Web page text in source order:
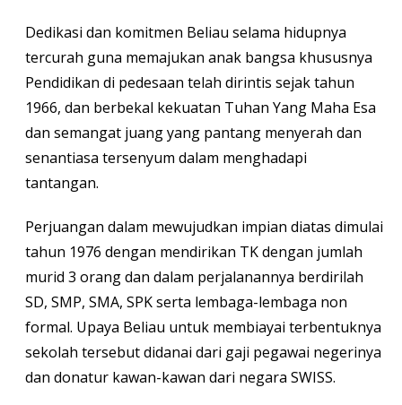
Dedikasi dan komitmen Beliau selama hidupnya
tercurah guna memajukan anak bangsa khususnya
Pendidikan di pedesaan telah dirintis sejak tahun
1966, dan berbekal kekuatan Tuhan Yang Maha Esa
dan semangat juang yang pantang menyerah dan
senantiasa tersenyum dalam menghadapi
tantangan.
Perjuangan dalam mewujudkan impian diatas dimulai
tahun 1976 dengan mendirikan TK dengan jumlah
murid 3 orang dan dalam perjalanannya berdirilah
SD, SMP, SMA, SPK serta lembaga-lembaga non
formal. Upaya Beliau untuk membiayai terbentuknya
sekolah tersebut didanai dari gaji pegawai negerinya
dan donatur kawan-kawan dari negara SWISS.